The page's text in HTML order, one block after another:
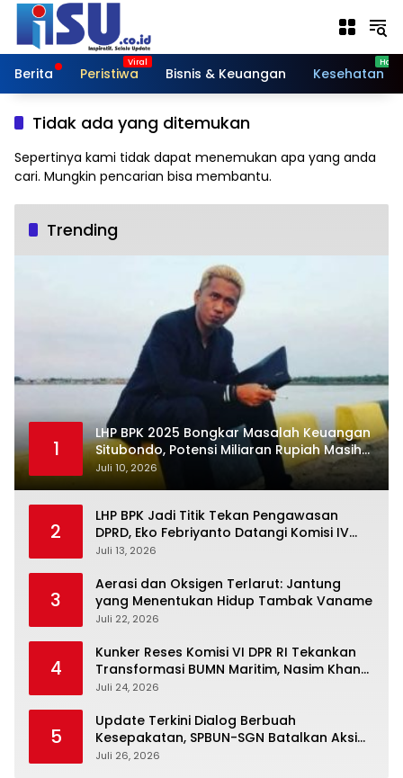
Langsung
konten
Berita
Peristiwa Bisnis & Keuangan Kesehatan
Tidak ada yang ditemukan
Sepertinya kami tidak dapat menemukan apa yang anda
cari. Mungkin pencarian bisa membantu.
Trending
1
LHP BPK 2025 Bongkar Masalah Keuangan
Situbondo, Potensi Miliaran Rupiah Masih
Belum Terkelola
Juli 10, 2026
2
LHP BPK Jadi Titik Tekan Pengawasan
DPRD, Eko Febriyanto Datangi Komisi IV
dan Ajak Dewan Kembali Berpijak pada
Juli 13, 2026
3
Aerasi dan Oksigen Terlarut: Jantung
yang Menentukan Hidup Tambak Vaname
Juli 22, 2026
4
Kunker Reses Komisi VI DPR RI Tekankan
Transformasi BUMN Maritim, Nasim Khan
Kawal Penguatan Sektor Laut
Juli 24, 2026
5
Update Terkini Dialog Berbuah
Kesepakatan, SPBUN-SGN Batalkan Aksi
Nasional Setelah Holding Penuhi Sejumlah
Juli 26, 2026